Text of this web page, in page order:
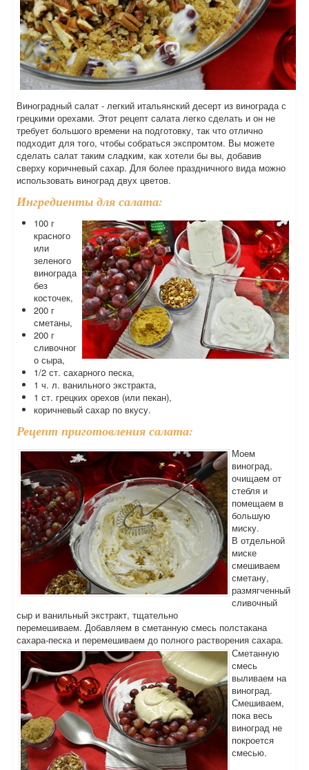
Виноградный салат - легкий итальянский десерт из винограда с
грецкими орехами. Этот рецепт салата легко сделать и он не
требует большого времени на подготовку, так что отлично
подходит для того, чтобы собраться экспромтом. Вы можете
сделать салат таким сладким, как хотели бы вы, добавив
сверху коричневый сахар. Для более праздничного вида можно
использовать виноград двух цветов.
Ингредиенты для салата:
100 г
красного
или
зеленого
винограда
без
косточек,
200 г
сметаны,
200 г
сливочног
о сыра,
1/2 ст. сахарного песка,
1 ч. л. ванильного экстракта,
1 ст. грецких орехов (или пекан),
коричневый сахар по вкусу.
Рецепт приготовления салата:
Моем
виноград,
очищаем от
стебля и
помещаем в
большую
миску.
В отдельной
миске
смешиваем
сметану,
размягченный
сливочный
сыр и ванильный экстракт, тщательно
перемешиваем. Добавляем в сметанную смесь полстакана
сахара-песка и перемешиваем до полного растворения сахара.
Сметанную
смесь
выливаем на
виноград.
Смешиваем,
пока весь
виноград не
покроется
смесью.